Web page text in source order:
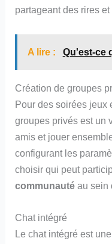
partageant des rires
A lire : Qu'est-ce
Création de groupes
Pour des soirées jeux
groupes privés est un
amis et jouer
configurant les
choisir qui peut
communauté au sein
Chat intégré
Le chat intégré est